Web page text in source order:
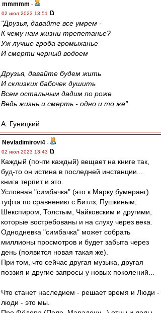
mmmmm -
02 июл 2023 13:51
"Друзья, давайте все умрем -
К чему нам жизни трепетанье?
Уж лучше гроба громыханье
И смерти черный водоем
Друзья, давайте будем жить
И склизких бабочек душить
Всем остальным дадим по роже
Ведь жизнь и смерть - одно и то же"
А. Гуницкий
Nevladimirovi4 -
02 июл 2023 13:43
Каждый (почти каждый) вещает на книге так,
буд-то он истина в последней инстанции...
книга терпит и это.
Условная "симбачка" (это к Марку бумеранг)
туфта по сравнению с Битлз, Пушкиным,
Шекспиром, Толстым, Чайковским и другими,
которые востребованы и на слуху через века.
Однодневка "симбачка" может собрать
миллионы просмотров и будет забыта через
день (появится новая такая же).
При том, что сейчас другая музыка, другая
поэзия и другие запросы у новых поколений...
Что станет наследием - решает время и Люди -
люди - это мы.